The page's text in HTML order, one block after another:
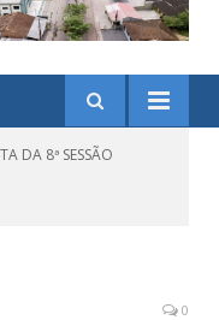
DA 8ª SESSÃO
0